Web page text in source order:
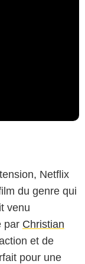
Netflix
du genre qui
venu
par Christian
et de
pour une